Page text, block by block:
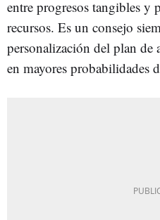
entre progresos tangibles y
recursos. Es un consejo
personalización del plan de
en mayores probabilidades